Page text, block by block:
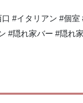
#イタリアン #個
#隠れ家バー #隠れ